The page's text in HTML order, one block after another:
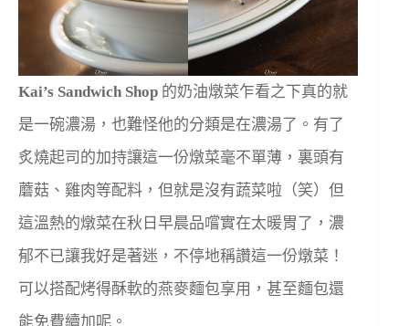
Kai’s Sandwich Shop 的奶油燉菜乍看之下真的就
是一碗濃湯，也難怪他的分類是在濃湯了。有了
炙燒起司的加持讓這一份燉菜毫不單薄，裏頭有
蘑菇、雞肉等配料，但就是沒有蔬菜啦（笑）但
這溫熱的燉菜在秋日早晨品嚐實在太暖胃了，濃
郁不已讓我好是著迷，不停地稱讚這一份燉菜！
可以搭配烤得酥軟的燕麥麵包享用，甚至麵包還
能免費續加呢。